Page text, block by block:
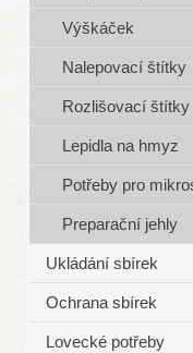
Výškáček
Nalepovací štítky
Rozlišovací štítky
Lepidla na hmyz
Potřeby pro
Preparační jehly
Ukládání sbírek
Ochrana sbírek
Lovecké potřeby